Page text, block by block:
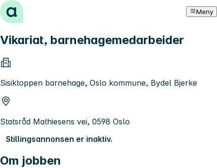
Hopp til innhold Meny
Vikariat, barnehagemedarbeider
Sisiktoppen barnehage, Oslo kommune, Bydel Bjerke
Statsråd Mathiesens vei, 0598 Oslo
Stillingsannonsen er inaktiv.
Om jobben